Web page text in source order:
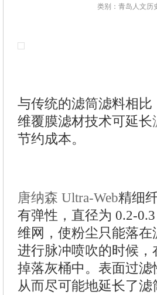
类别：青岛人文历
与传统的滤筒滤料相
维覆膜滤材技术可延长
节约成本。
唐纳森 Ultra-Web精细
有弹性，直径为 0.2-
维网，使粉尘只能落
进行脉冲喷吹的时候
掉落灰桶中。表面过
从而尽可能地延长了滤